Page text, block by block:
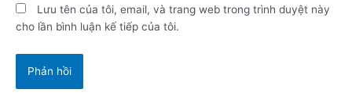
Lưu tên của tôi, email, và trang web trong trình duyệt này
cho lần bình luận kế tiếp của tôi.